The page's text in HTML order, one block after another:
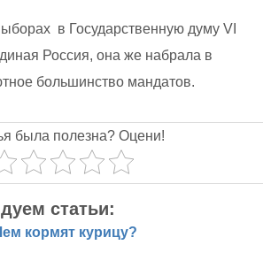
в Государственную думу VI
Россия, она же набрала в
большинство мандатов.
была полезна? Оцени!
статьи:
кормят курицу?